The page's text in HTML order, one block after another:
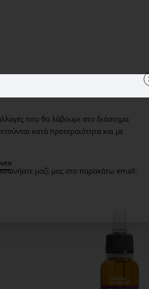
που θα λάβουμε στο διάστημα
κατά προτεραιότητα και με
μαζί μας στο παρακάτω email: